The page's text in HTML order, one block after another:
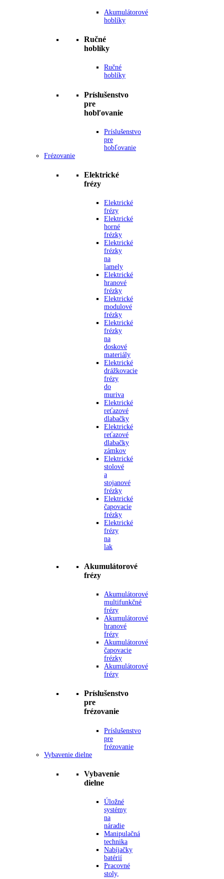
Akumulátorové
hoblíky
Ručné
hoblíky
Ručné
hoblíky
Príslušenstvo
pre
hobľovanie
Príslušenstvo
pre
hobľovanie
Frézovanie
Elektrické
frézy
Elektrické
frézy
Elektrické
horné
frézky
Elektrické
frézky
na
lamely
Elektrické
hranové
frézky
Elektrické
modulové
frézky
Elektrické
frézky
na
doskové
materiály
Elektrické
drážkovacie
frézy
do
muriva
Elektrické
reťazové
dlabačky
Elektrické
reťazové
dlabačky
zámkov
Elektrické
stolové
a
stojanové
frézky
Elektrické
čapovacie
frézky
Elektrické
frézy
na
lak
Akumulátorové
frézy
Akumulátorové
multifunkčné
frézy
Akumulátorové
hranové
frézy
Akumulátorové
čapovacie
frézky
Akumulátorové
frézy
Príslušenstvo
pre
frézovanie
Príslušenstvo
pre
frézovanie
Vybavenie dielne
Vybavenie
dielne
Úložné
systémy
na
náradie
Manipulačná
technika
Nabíjačky
batérií
Pracovné
stoly,